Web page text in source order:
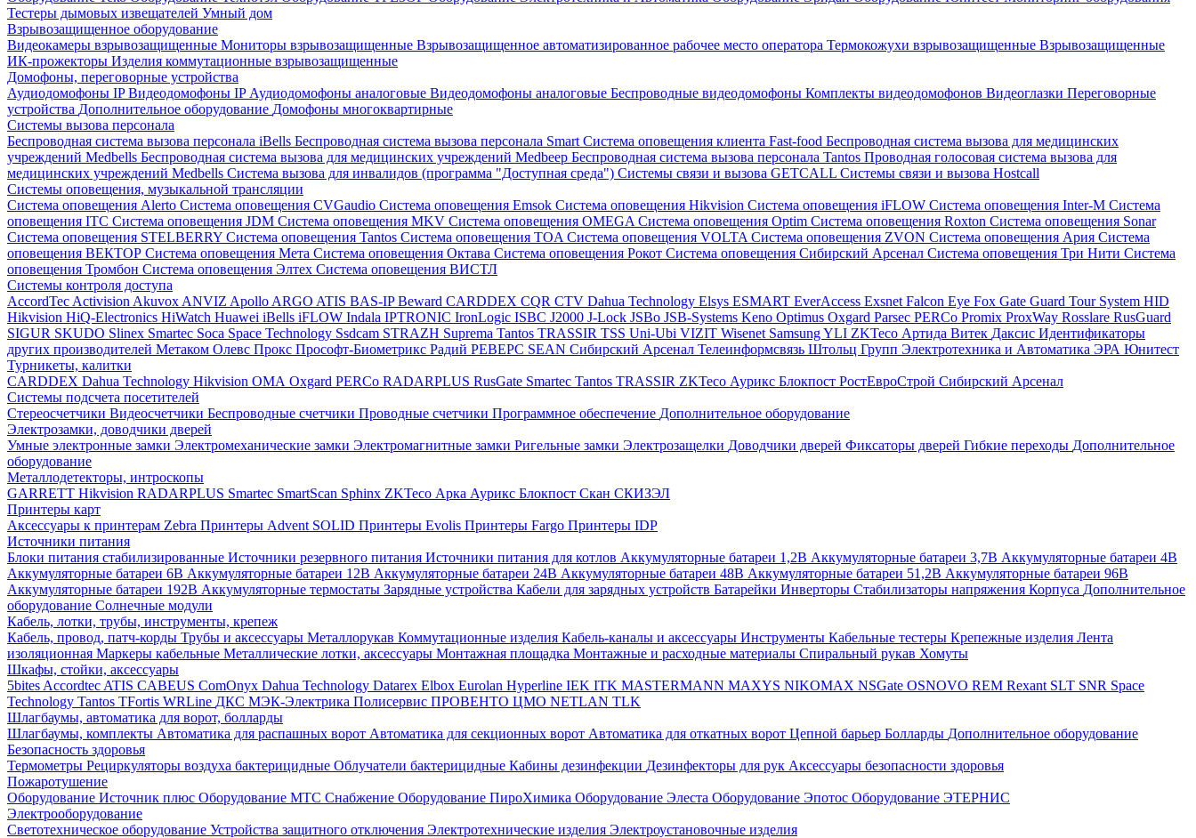
Тестеры дымовых извещателей Умный дом
Взрывозащищенное оборудование
Видеокамеры взрывозащищенные Мониторы взрывозащищенные Взрывозащищенное автоматизированное рабочее место оператора Термокожухи взрывозащищенные Взрывозащищенные
ИК-прожекторы Изделия коммутационные взрывозащищенные
Домофоны, переговорные устройства
Аудиодомофоны IPВидеодомофоны IP Аудиодомофоны аналоговые Видеодомофоны аналоговые Беспроводные видеодомофоны Комплекты видеодомофонов Видеоглазки Переговорные
устройства Дополнительное оборудование Домофоны многоквартирные
Системы вызова персонала
Беспроводная система вызова персонала iBells Беспроводная система вызова персонала Smart Система оповещения клиента Fast-food Беспроводная система вызова для медицинских
учреждений Medbells Беспроводная система вызова для медицинских учреждений Medbeep Беспроводная система вызова персонала Tantos Проводная голосовая система вызова для
медицинских учреждений Medbells Система вызова для инвалидов (программа "Доступная среда") Системы связи и вызова GETCALL Системы связи и вызова Hostcall
Системы оповещения, музыкальной трансляции
Система оповещения Alerto Система оповещения CVGaudio Система оповещения Emsok Система оповещения Hikvision Система оповещения iFLOW Система оповещения Inter-M Система
оповещения ITC Система оповещения JDM Система оповещения MKV Система оповещения OMEGA Система оповещения Optim Система оповещения Roxton Система оповещения Sonar
Система оповещения STELBERRY Система оповещения Tantos Система оповещения TOA Система оповещения VOLTA Система оповещения ZVON Система оповещения Ария Система
оповещения ВЕКТОР Система оповещения Мета Система оповещения Октава Система оповещения Рокот Система оповещения Сибирский Арсенал Система оповещения Три Нити Система
оповещения Тромбон Система оповещения Элтех Система оповещения ВИСТЛ
Системы контроля доступа
AccordTec Activision Akuvox ANVIZ Apollo ARGO ATIS BAS-IPBeward CARDDEX CQR CTV Dahua Technology Elsys ESMART EverAccess Exsnet Falcon Eye Fox Gate Guard Tour System HID
Hikvision HiQ-Electronics HiWatch Huawei iBells iFLOW Indala IPTRONIC IronLogic ISBC J2000 J-Lock JSBo JSB-Systems Keno Optimus Oxgard Parsec PERCo Promix ProxWay Rosslare RusGuard
SIGUR SKUDO Slinex Smartec Soca Space Technology Ssdcam STRAZH Suprema Tantos TRASSIR TSS Uni-Ubi VIZIT Wisenet SamsungYLI ZKTeco Артида Витек Даксис Идентификаторы
других производителей Метаком Олевс Прокс Прософт-Биометрикс Радий РЕВЕРС SEAN Сибирский Арсенал Телеинформсвязь Штольц Групп Электротехника и Автоматика ЭРА Юнитест
Турникеты, калитки
CARDDEX Dahua Technology Hikvision ОМА Oxgard PERCo RADARPLUS RusGate Smartec Tantos TRASSIR ZKTeco Аурикс Блокпост РостЕвроСтрой Сибирский Арсенал
Системы подсчета посетителей
Стереосчетчики Видеосчетчики Беспроводные счетчики Проводные счетчики Программное обеспечение Дополнительное оборудование
Электрозамки, доводчики дверей
Умные электронные замки Электромеханические замки Электромагнитные замки Ригельные замки Электрозащелки Доводчики дверей Фиксаторы дверей Гибкие переходы Дополнительное
оборудование
Металлодетекторы, интроскопы
GARRETT Hikvision RADARPLUS Smartec SmartScan Sphinx ZKTeco Арка Аурикс Блокпост Скан СКИЗЭЛ
Принтеры карт
Аксессуары к принтерам Zebra Принтеры Advent SOLID Принтеры Evolis Принтеры Fargo Принтеры IDP
Источники питания
Блоки питания стабилизированные Источники резервного питания Источники питания для котлов Аккумуляторные батареи 1,2В Аккумуляторные батареи 3,7В Аккумуляторные батареи 4В
Аккумуляторные батареи 6В Аккумуляторные батареи 12В Аккумуляторные батареи 24В Аккумуляторные батареи 48В Аккумуляторные батареи 51,2В Аккумуляторные батареи 96В
Аккумуляторные батареи 192В Аккумуляторные термостаты Зарядные устройства Кабели для зарядных устройств Батарейки Инверторы Стабилизаторы напряжения Корпуса Дополнительное
оборудование Солнечные модули
Кабель, лотки, трубы, инструменты, крепеж
Кабель, провод, патч-корды Трубы и аксессуары Металлорукав Коммутационные изделия Кабель-каналы и аксессуары Инструменты Кабельные тестеры Крепежные изделия Лента
изоляционная Маркеры кабельные Металлические лотки, аксессуары Монтажная площадка Монтажные и расходные материалы Спиральный рукав Хомуты
Шкафы, стойки, аксессуары
5bites Accordtec ATIS CABEUS ComOnyx Dahua Technology Datarex Elbox Eurolan Hyperline IEK ITK MASTERMANN MAXYS NIKOMAX NSGate OSNOVO REM Rexant SLT SNR Space
Technology Tantos TFortis WRLine ДКС МЭК-Электрика Полисервис ПРОВЕНТО ЦМО NETLAN TLK
Шлагбаумы, автоматика для ворот, болларды
Шлагбаумы, комплекты Автоматика для распашных ворот Автоматика для секционных ворот Автоматика для откатных ворот Цепной барьер Болларды Дополнительное оборудование
Безопасность здоровья
Термометры Рециркуляторы воздуха бактерицидные Облучатели бактерицидные Кабины дезинфекции Дезинфекторы для рук Аксессуары безопасности здоровья
Пожаротушение
Оборудование Источник плюс Оборудование МТС Снабжение Оборудование ПироХимика Оборудование Элеста Оборудование Эпотос Оборудование ЭТЕРНИС
Электрооборудование
Светотехническое оборудование Устройства защитного отключения Электротехнические изделия Электроустановочные изделия